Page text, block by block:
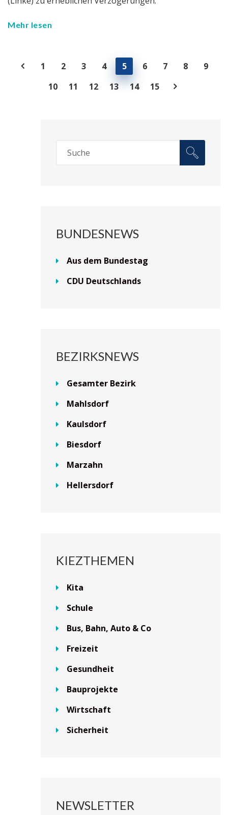
Mehr lesen
1 2 3 4 5 6 7 8
9
10
11 12 13 14 15
BUNDESNEWS
Aus dem Bundestag
CDU Deutschlands
BEZIRKSNEWS
Gesamter Bezirk
Mahlsdorf
Kaulsdorf
Biesdorf
Marzahn
Hellersdorf
KIEZTHEMEN
Kita
Schule
Bus, Bahn, Auto & Co
Freizeit
Gesundheit
Bauprojekte
Wirtschaft
Sicherheit
NEWSLETTER